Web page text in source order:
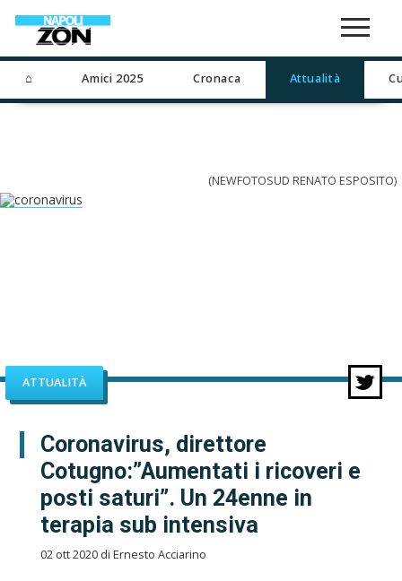
⌂ Amici 2025 Cronaca Attualità
(NEWFOTOSUD RENATO ESPOSITO)
ATTUALITÀ
Coronavirus, direttore
Cotugno:”Aumentati i ricoveri e
posti saturi”. Un 24enne in
terapia sub intensiva
02 ott 2020 di Ernesto Acciarino